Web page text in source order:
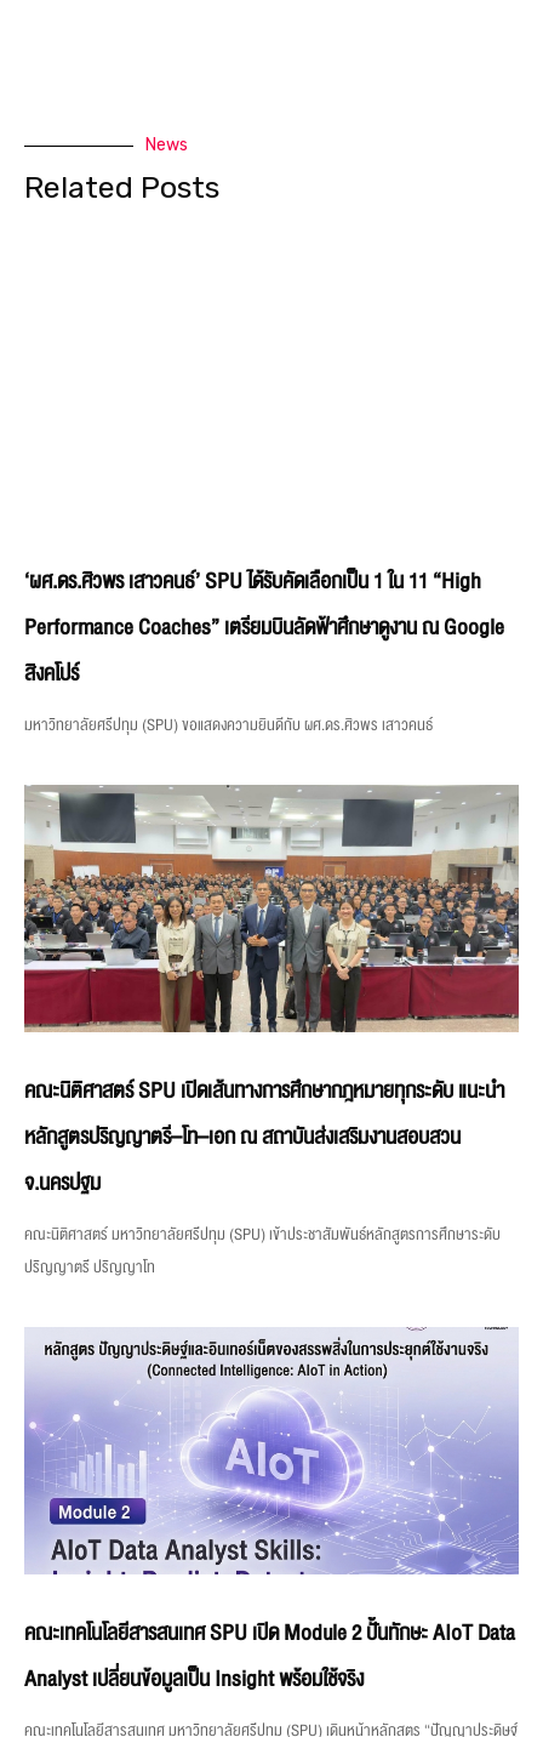
News
Related Posts
‘ผศ.ดร.ศิวพร เสาวคนธ์’ SPU ได้รับคัดเลือกเป็น 1 ใน 11 “High
Performance Coaches” เตรียมบินลัดฟ้าศึกษาดูงาน ณ Google
สิงคโปร์
มหาวิทยาลัยศรีปทุม (SPU) ขอแสดงความยินดีกับ ผศ.ดร.ศิวพร เสาวคนธ์
คณะนิติศาสตร์ SPU เปิดเส้นทางการศึกษากฎหมายทุกระดับ แนะนำ
หลักสูตรปริญญาตรี–โท–เอก ณ สถาบันส่งเสริมงานสอบสวน
จ.นครปฐม
คณะนิติศาสตร์ มหาวิทยาลัยศรีปทุม (SPU) เข้าประชาสัมพันธ์หลักสูตรการศึกษาระดับ
ปริญญาตรี ปริญญาโท
คณะเทคโนโลยีสารสนเทศ SPU เปิด Module 2 ปั้นทักษะ AIoT Data
Analyst เปลี่ยนข้อมูลเป็น Insight พร้อมใช้จริง
คณะเทคโนโลยีสารสนเทศ มหาวิทยาลัยศรีปทุม (SPU) เดินหน้าหลักสูตร “ปัญญาประดิษฐ์